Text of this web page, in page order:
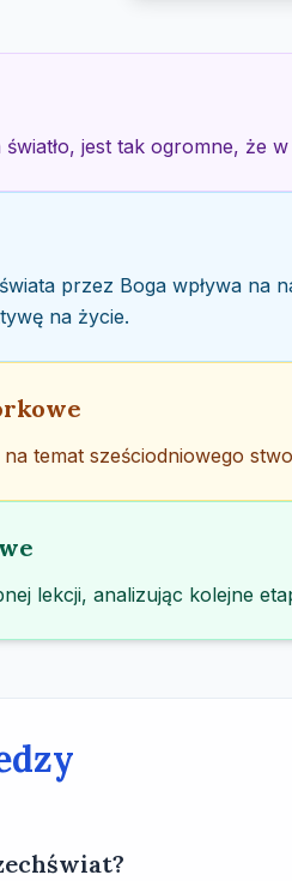
światło, jest tak ogromne, że
przez Boga wpływa na
na życie.
temat sześciodniowego
lekcji, analizując kolejne